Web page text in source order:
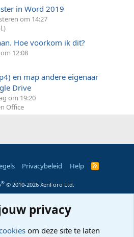
in Word 2019
om 14:27
Hoe voorkom ik dit?
12:08
en map andere eigenaar
Drive
om 19:20
Office
Privacybeleid Help
R
S
® © 2010-2026 XenForo Ltd.
privacy
om deze site te laten